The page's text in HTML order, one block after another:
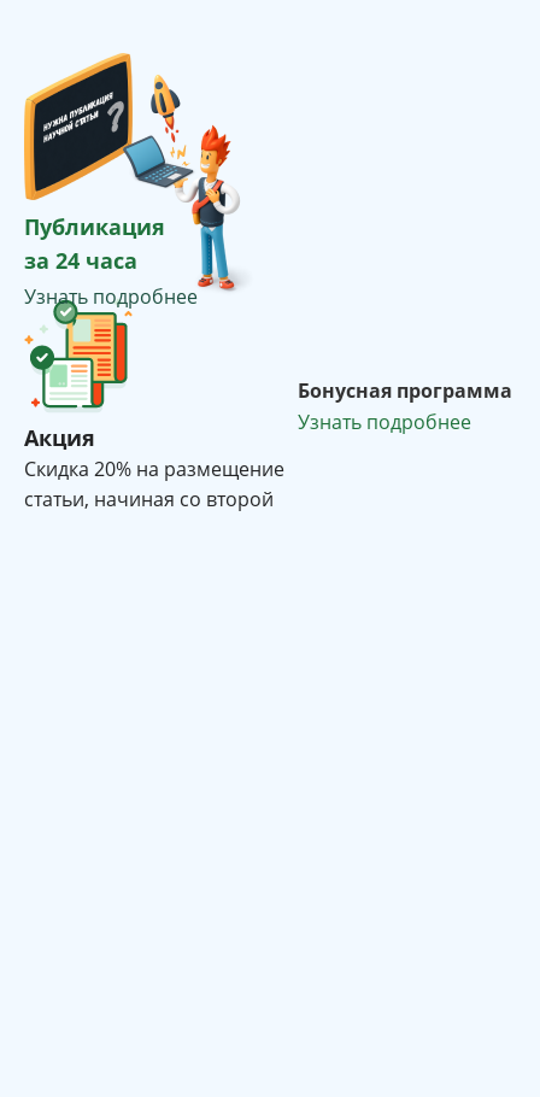
Публикация
за 24 часа
Узнать подробнее
Акция
Cкидка 20% на размещение
статьи, начиная со второй
Бонусная программа
Узнать подробнее